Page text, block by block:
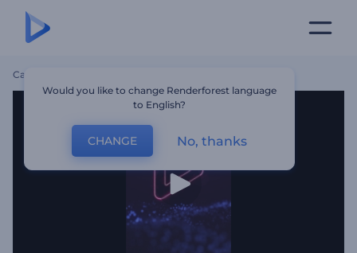
Casa
Would you like to change Renderforest language
to English?
CHANGE No, thanks